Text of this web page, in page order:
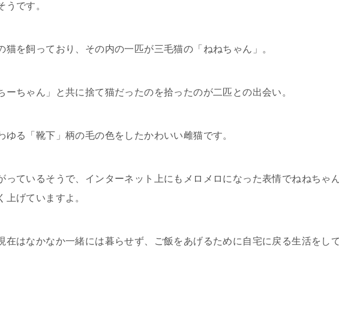
うです。
を飼っており、その内の一匹が三毛猫の「ねねちゃん」。
ーちゃん」と共に捨て猫だったのを拾ったのが二匹との出会い。
る「靴下」柄の毛の色をしたかわいい雌猫です。
っているそうで、インターネット上にもメロメロになった表情でねねちゃ
上げていますよ。
在はなかなか一緒には暮らせず、ご飯をあげるために自宅に戻る生活をし